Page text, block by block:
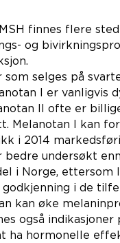
finnes flere
og
selges på
I er vanligvis
II ofte er
Melanotan I kan
i 2014
bedre undersøkt
i Norge, ettersom
i de
kan øke
også
ha hormonelle